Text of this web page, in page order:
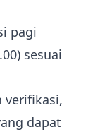
pagi
sesuai
verifikasi,
dapat